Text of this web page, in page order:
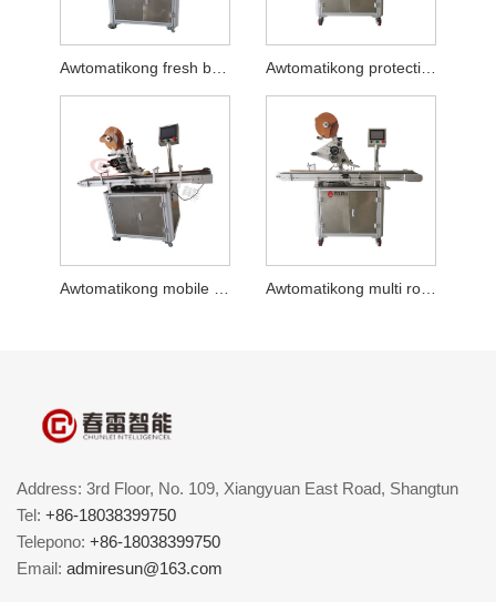
Awtomatikong fresh box plane labeling machine
Address: 3rd Floor, No. 109, Xiangyuan East Road, Shangtun
Tel: +86-18038399750
Telepono: +86-18038399750
Email: admiresun@163.com